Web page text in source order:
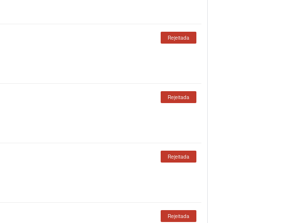
Rejeitada
Rejeitada
Rejeitada
Rejeitada